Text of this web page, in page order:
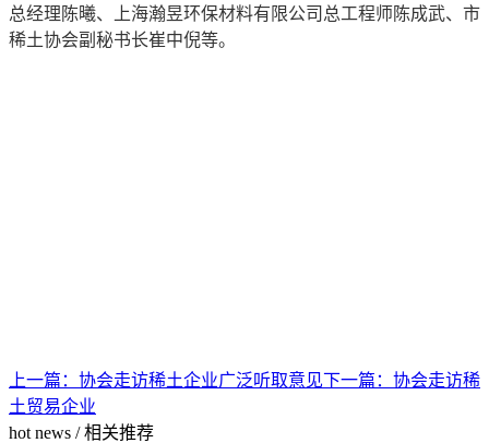
总经理陈曦、上海瀚昱环保材料有限公司总工程师陈成武、市
稀土协会副秘书长崔中倪等。
上一篇： 协会走访稀土企业广泛听取意见下一篇： 协会走访稀
土贸易企业
hot news / 相关推荐